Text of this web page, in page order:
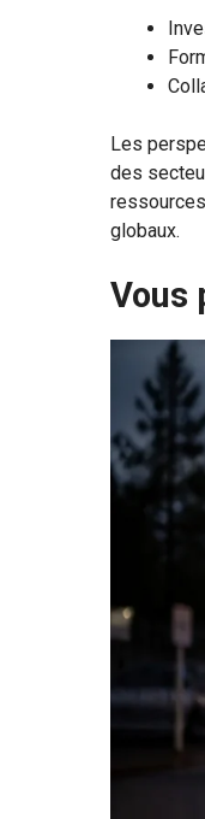
Les
des
globaux.
Vous